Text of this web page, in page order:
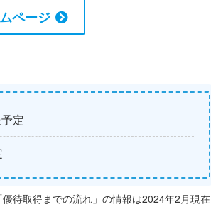
ページ
定
優待取得までの流れ」の情報は2024年2月現在